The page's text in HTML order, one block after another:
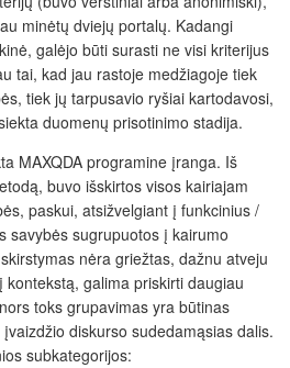
minėtų dviejų portalų. Kadangi
galėjo būti surasti ne visi kriterijus
tai, kad jau rastoje medžiagoje tiek
tiek jų tarpusavio ryšiai kartodavosi,
duomenų prisotinimo stadija.
MAXQDA programine įranga. Iš
buvo išskirtos visos kairiajam
paskui, atsižvelgiant į funkcinius /
savybės sugrupuotos į kairumo
nėra griežtas, dažnu atveju
kontekstą, galima priskirti daugiau
toks grupavimas yra būtinas
diskurso sudedamąsias dalis.
subkategorijos: